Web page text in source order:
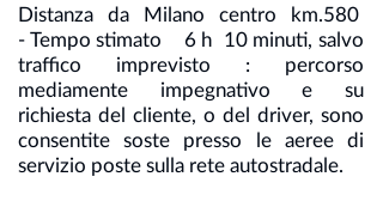
Distanza da Milano centro km.580
- Tempo stimato 6 h 10 minuti, salvo
traffico imprevisto : percorso
mediamente impegnativo e su
richiesta del cliente, o del driver, sono
consentite soste presso le aeree di
servizio poste sulla rete autostradale.